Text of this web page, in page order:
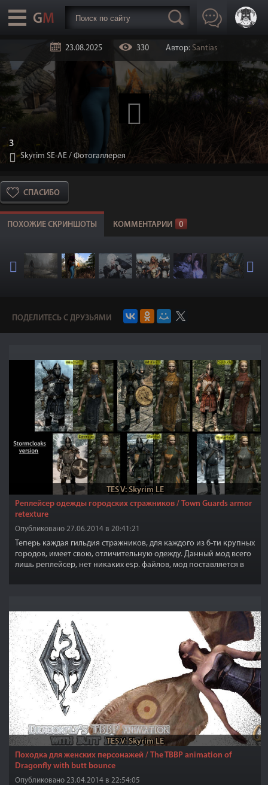
23.08.2025 330 Автор: Santias
3
Skyrim SE-АЕ / Фотогаллерея
СПАСИБО
ПОХОЖИЕ СКРИНШОТЫ КОММЕНТАРИИ 0
ПОДЕЛИТЕСЬ С ДРУЗЬЯМИ
TES V: Skyrim LE
Реплейсер одежды городских стражников / Town Guards armor
retexture
Опубликовано 27.06.2014 в 20:41:21
Теперь каждая гильдия стражников, для каждого из 6-ти крупных
городов, имеет свою, отличительную одежду. Данный мод всего
лишь реплейсер, нет никаких esp. файлов, мод поставляется в
TES V: Skyrim LE
Походка для женских персонажей / The TBBP animation of
Dragonfly with butt bounce
Опубликовано 23.04.2014 в 22:54:05